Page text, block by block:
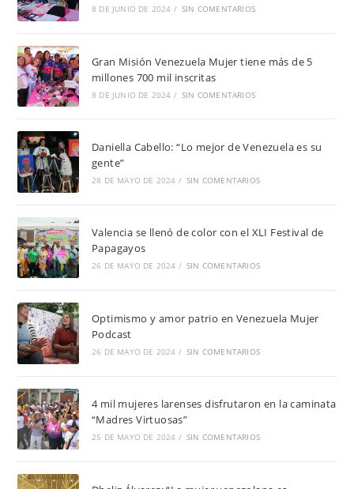
8 DE JUNIO DE 2024 / SIN COMENTARIOS
Gran Misión Venezuela Mujer tiene más de 5
millones 700 mil inscritas
8 DE JUNIO DE 2024 / SIN COMENTARIOS
Daniella Cabello: “Lo mejor de Venezuela es su
gente”
28 DE MAYO DE 2024 / SIN COMENTARIOS
Valencia se llenó de color con el XLI Festival de
Papagayos
26 DE MAYO DE 2024 / SIN COMENTARIOS
Optimismo y amor patrio en Venezuela Mujer
Podcast
26 DE MAYO DE 2024 / SIN COMENTARIOS
4 mil mujeres larenses disfrutaron en la caminata
“Madres Virtuosas”
25 DE MAYO DE 2024 / SIN COMENTARIOS